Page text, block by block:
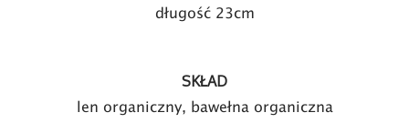
długość 23cm
SKŁAD
len organiczny, bawełna organiczna